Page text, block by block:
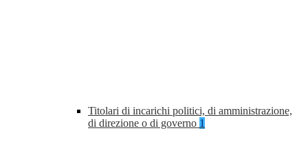
Titolari di incarichi politici, di amministrazione,
di direzione o di governo 1